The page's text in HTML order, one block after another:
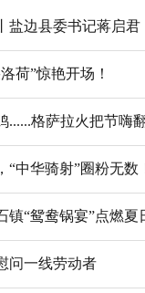
边县委书记蒋启君
荷”惊艳开场！
......格萨拉火把节嗨
中华骑射”圈粉无数
镇“鸳鸯锅宴”点燃夏
问一线劳动者